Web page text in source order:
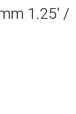
1.25' /